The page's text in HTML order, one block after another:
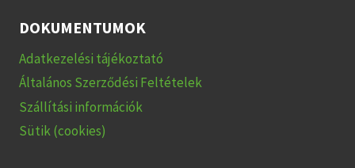
DOKUMENTUMOK
Adatkezelési tájékoztató
Általános Szerződési Feltételek
Szállítási információk
Sütik (cookies)